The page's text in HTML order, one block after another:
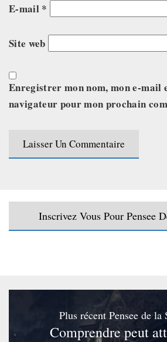
E-mail *
Site web
Enregistrer mon nom, mon e-mail
navigateur pour mon prochain
Inscrivez Vous Pour Pensee
Plus récent Pensee de la
Comprendre peut